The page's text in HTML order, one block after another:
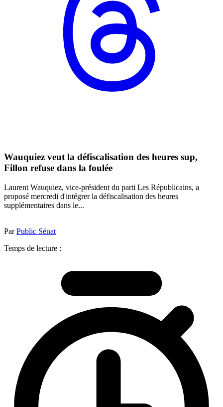
Wauquiez veut la défiscalisation des heures sup,
Fillon refuse dans la foulée
Laurent Wauquiez, vice-président du parti Les Républicains, a
proposé mercredi d'intégrer la défiscalisation des heures
supplémentaires dans le...
ParPublic Sénat
Temps de lecture :